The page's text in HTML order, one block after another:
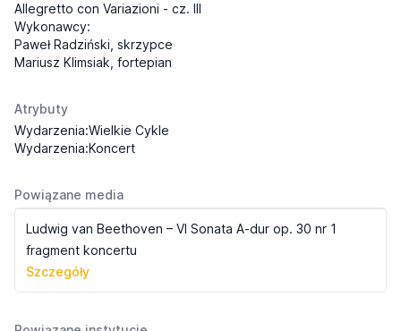
Allegretto con Variazioni - cz. III
Wykonawcy:
Paweł Radziński, skrzypce
Mariusz Klimsiak, fortepian
Atrybuty
Wydarzenia:Wielkie Cykle
Wydarzenia:Koncert
Powiązane media
Ludwig van Beethoven – VI Sonata A-dur op. 30 nr 1
fragment koncertu
Szczegóły